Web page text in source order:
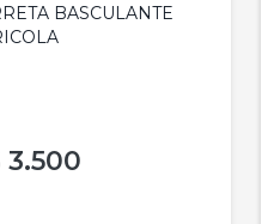
BASCULANTE
3.500